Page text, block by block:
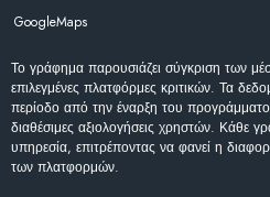
GoogleMaps
Το γράφημα παρουσιάζει σύγκριση των
επιλεγμένες πλατφόρμες κριτικών. Τα
περίοδο από την έναρξη του
διαθέσιμες αξιολογήσεις χρηστών. Κάθε
υπηρεσία, επιτρέποντας να φανεί η
των πλατφορμών.